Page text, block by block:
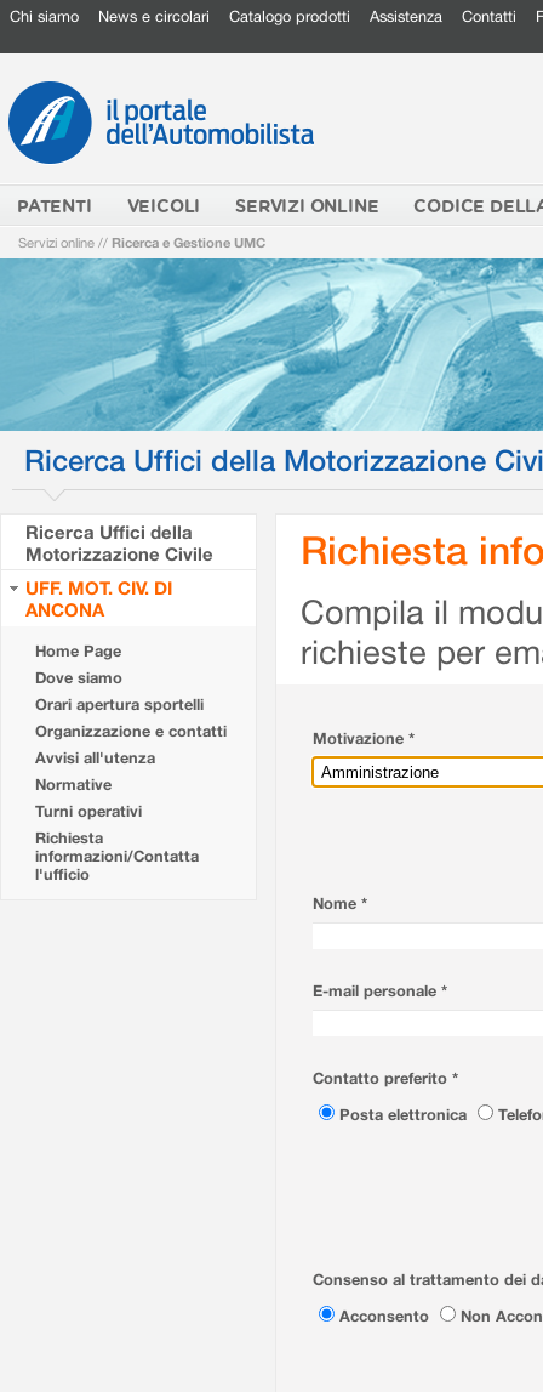
Chi siamo News e circolari Catalogo prodotti Assistenza Contatti
PATENTI VEICOLI SERVIZI ONLINE CODICE
Servizi online // Ricerca e Gestione UMC
Ricerca Uffici della Motorizzazione
Ricerca Uffici della
Motorizzazione Civile
UFF. MOT. CIV. DI
ANCONA
Home Page
Dove siamo
Orari apertura sportelli
Organizzazione e contatti
Avvisi all'utenza
Normative
Turni operativi
Richiesta
informazioni/Contatta
l'ufficio
Richiesta
Compila il
richieste per
Motivazione *
Nome *
E-mail personale *
Contatto preferito *
Posta elettronica
Consenso al trattamento dei
Acconsento
Non